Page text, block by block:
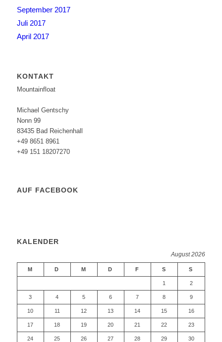
September 2017
Juli 2017
April 2017
KONTAKT
Mountainfloat
Michael Gentschy
Nonn 99
83435 Bad Reichenhall
+49 8651 8961
+49 151 18207270
AUF FACEBOOK
KALENDER
August 2026
M D M D F S S
1 2
3 4 5 6 7 8 9
10 11 12 13 14 15 16
17 18 19 20 21 22 23
24 25 26 27 28 29 30